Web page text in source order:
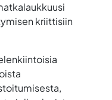
kriittisiin